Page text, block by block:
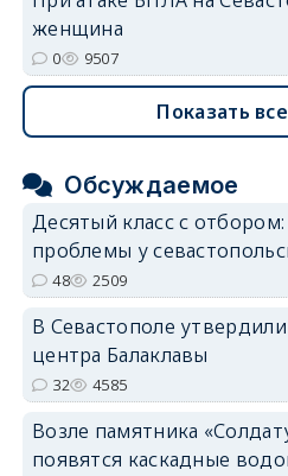
женщина
0 9507
Показать
Обсуждаемое
Десятый класс с
проблемы у
48 2509
В Севастополе
центра Балаклавы
32 4585
Возле памятника
появятся каскадные